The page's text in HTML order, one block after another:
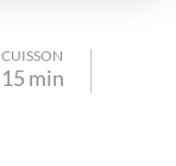
CUISSON
15 min